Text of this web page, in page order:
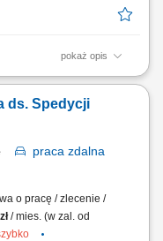
pokaż opis
obowiązków:
Pomoc w
jak ubieranie, higiena
ds. Spedycji
praca zdalna
o pracę / zlecenie /
/ mies. (w zal. od